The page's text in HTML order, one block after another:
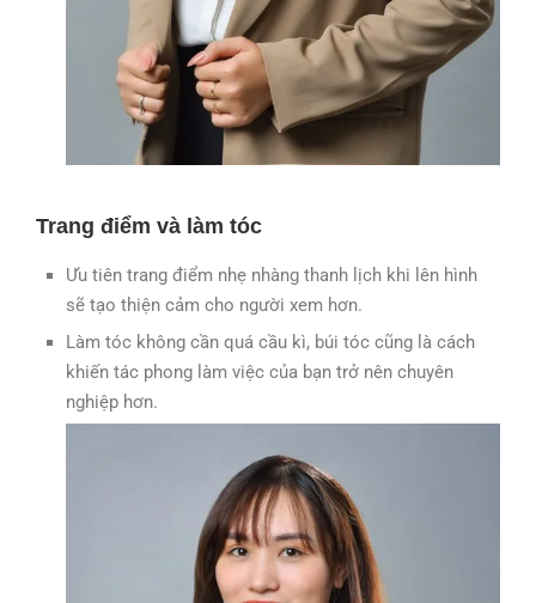
Trang điểm và làm tóc
Ưu tiên trang điểm nhẹ nhàng thanh lịch khi lên hình
sẽ tạo thiện cảm cho người xem hơn.
Làm tóc không cần quá cầu kì, búi tóc cũng là cách
khiến tác phong làm việc của bạn trở nên chuyên
nghiệp hơn.